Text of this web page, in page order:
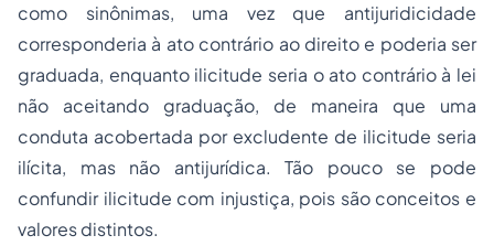
como sinônimas, uma vez que antijuridicidade
corresponderia à ato contrário ao direito e poderia ser
graduada, enquanto ilicitude seria o ato contrário à lei
não aceitando graduação, de maneira que uma
conduta acobertada por excludente de ilicitude seria
ilícita, mas não antijurídica. Tão pouco se pode
confundir ilicitude com injustiça, pois são conceitos e
valores distintos.